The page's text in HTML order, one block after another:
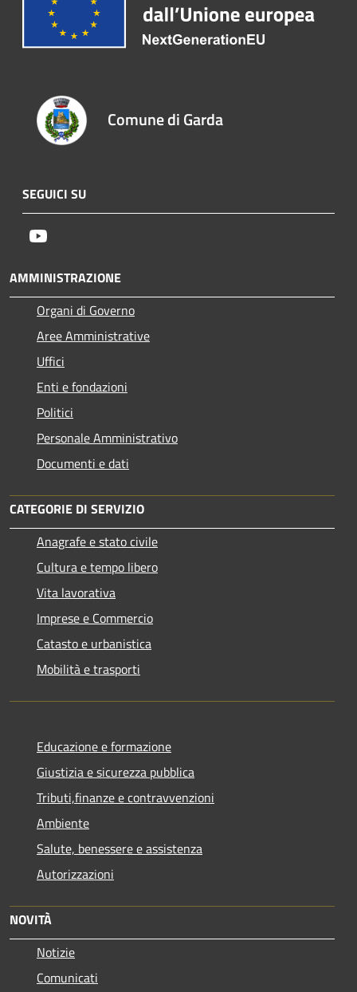
Comune di Garda
SEGUICI SU
AMMINISTRAZIONE
Organi di Governo
Aree Amministrative
Uffici
Enti e fondazioni
Politici
Personale Amministrativo
Documenti e dati
CATEGORIE DI SERVIZIO
Anagrafe e stato civile
Cultura e tempo libero
Vita lavorativa
Imprese e Commercio
Catasto e urbanistica
Mobilità e trasporti
Educazione e formazione
Giustizia e sicurezza pubblica
Tributi,finanze e contravvenzioni
Ambiente
Salute, benessere e assistenza
Autorizzazioni
NOVITÀ
Notizie
Comunicati